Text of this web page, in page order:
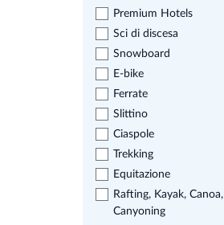
Premium Hotels
Sci di discesa
Snowboard
E-bike
Ferrate
Slittino
Ciaspole
Trekking
Equitazione
Rafting, Kayak, Canoa,
Canyoning